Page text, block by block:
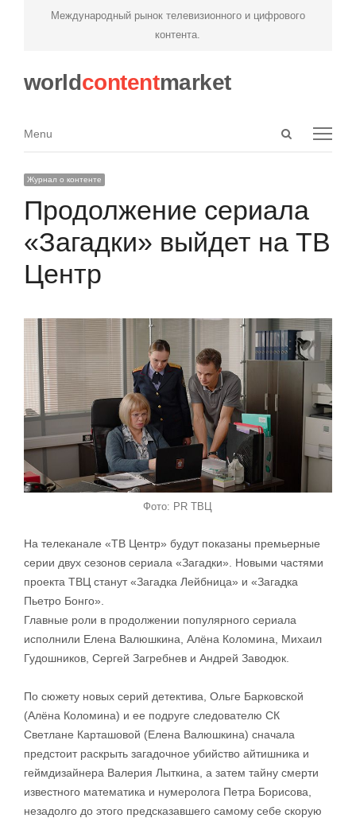
Международный рынок телевизионного и цифрового
контента.
worldcontentmarket
Open
Menu
Menu
Журнал о контенте
Продолжение сериала
«Загадки» выйдет на ТВ
Центр
Фото: PR ТВЦ
На телеканале «ТВ Центр» будут показаны премьерные
серии двух сезонов сериала «Загадки». Новыми частями
проекта ТВЦ станут «Загадка Лейбница» и «Загадка
Пьетро Бонго».
Главные роли в продолжении популярного сериала
исполнили Елена Валюшкина, Алёна Коломина, Михаил
Гудошников, Сергей Загребнев и Андрей Заводюк.
По сюжету новых серий детектива, Ольге Барковской
(Алёна Коломина) и ее подруге следователю СК
Светлане Карташовой (Елена Валюшкина) сначала
предстоит раскрыть загадочное убийство айтишника и
геймдизайнера Валерия Лыткина, а затем тайну смерти
известного математика и нумеролога Петра Борисова,
незадолго до этого предсказавшего самому себе скорую